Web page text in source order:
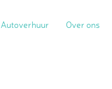
Autoverhuur Over ons